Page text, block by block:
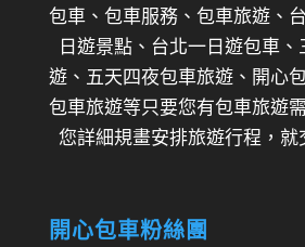
包車、包車服務、包車旅遊、
日遊景點、台北一日遊包車
遊、五天四夜包車旅遊、開心
包車旅遊等只要您有包車旅遊
您詳細規畫安排旅遊行程，就
開心包車粉絲團